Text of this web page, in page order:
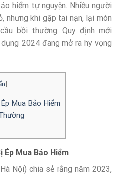
hiểm tự nguyện. Nhiều người
nhưng khi gặp tai nạn, lại mòn
bồi thường. Quy định mới
2024 đang mở ra hy vọng
]
Mua Bảo Hiểm
Ép Mua Bảo Hiểm
Nội) chia sẻ rằng năm 2023,